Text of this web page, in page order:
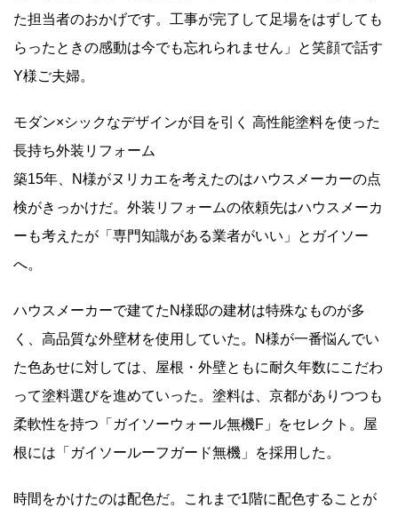
た担当者のおかげです。工事が完了して足場をはずしても
らったときの感動は今でも忘れられません」と笑顔で話す
Y様ご夫婦。
モダン×シックなデザインが目を引く 高性能塗料を使った
長持ち外装リフォーム
築15年、N様がヌリカエを考えたのはハウスメーカーの点
検がきっかけだ。外装リフォームの依頼先はハウスメーカ
ーも考えたが「専門知識がある業者がいい」とガイソー
へ。
ハウスメーカーで建てたN様邸の建材は特殊なものが多
く、高品質な外壁材を使用していた。N様が一番悩んでい
た色あせに対しては、屋根・外壁ともに耐久年数にこだわ
って塗料選びを進めていった。塗料は、京都がありつつも
柔軟性を持つ「ガイソーウォール無機F」をセレクト。屋
根には「ガイソールーフガード無機」を採用した。
時間をかけたのは配色だ。これまで1階に配色することが